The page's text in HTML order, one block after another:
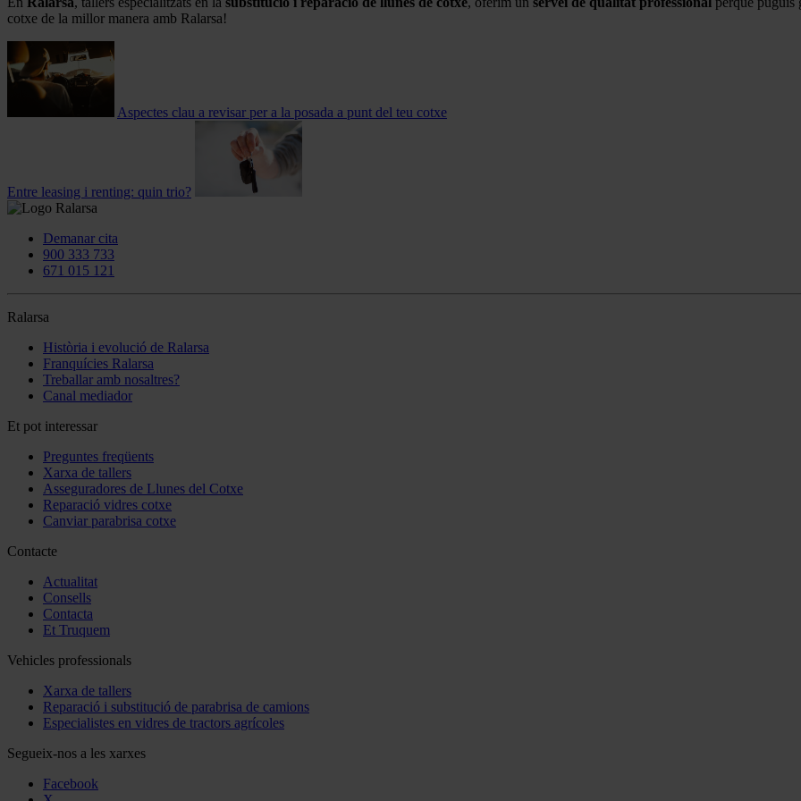
cotxe de la millor manera amb Ralarsa!
Aspectes clau a revisar per a la posada a punt del teu cotxe
Entre leasing i renting: quin trio?
Demanar cita
900 333 733
671 015 121
Ralarsa
Història i evolució de Ralarsa
Franquícies Ralarsa
Treballar amb nosaltres?
Canal mediador
Et pot interessar
Preguntes freqüents
Xarxa de tallers
Asseguradores de Llunes del Cotxe
Reparació vidres cotxe
Canviar parabrisa cotxe
Contacte
Actualitat
Consells
Contacta
Et Truquem
Vehicles professionals
Xarxa de tallers
Reparació i substitució de parabrisa de camions
Especialistes en vidres de tractors agrícoles
Segueix-nos a les xarxes
Facebook